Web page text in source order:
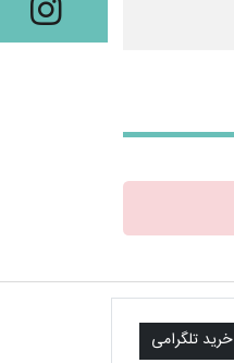
خرید تلگرامی